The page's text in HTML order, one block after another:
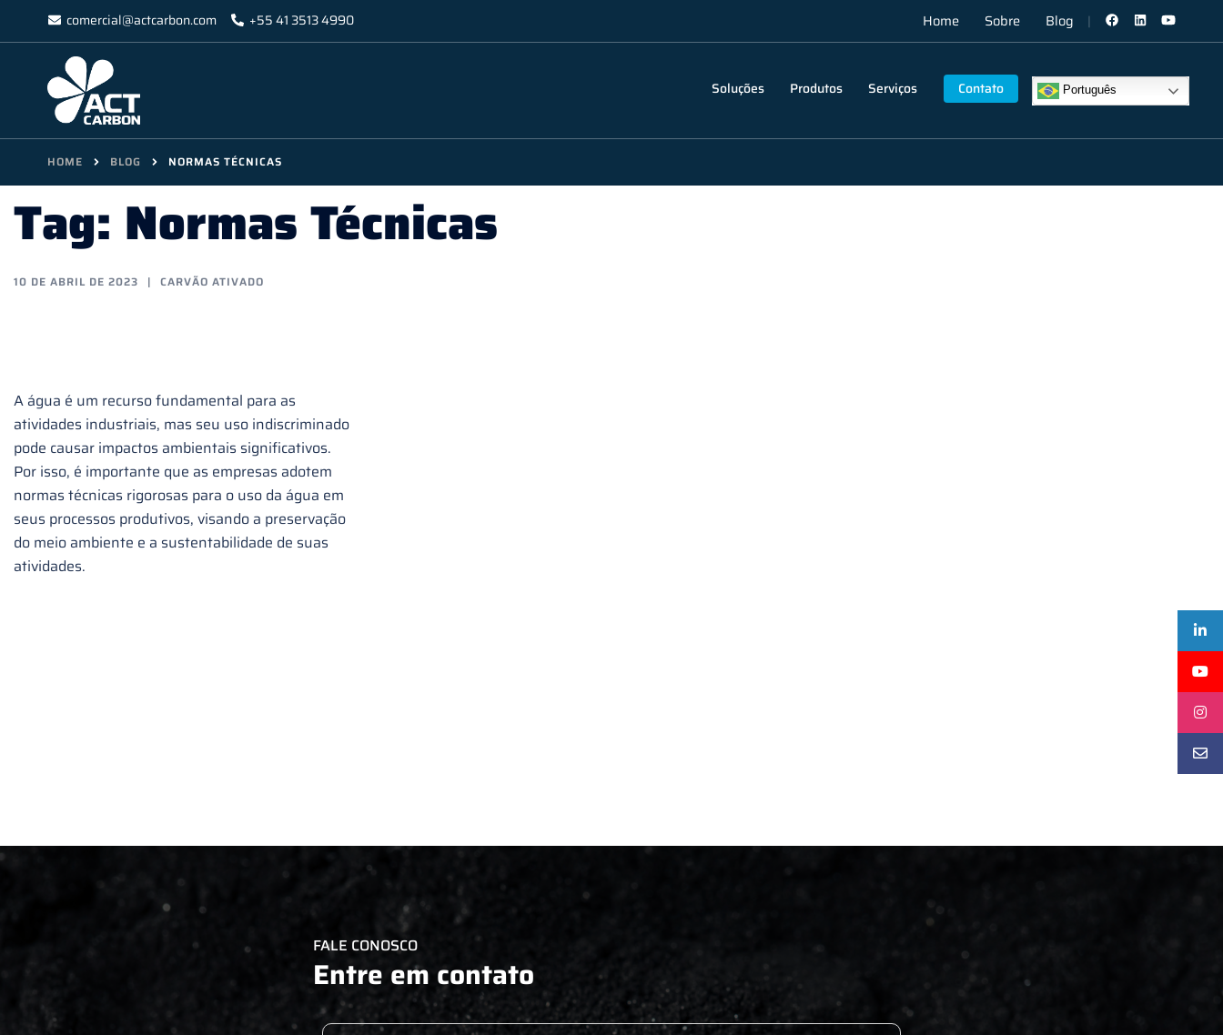
comercial@actcarbon.com +55 41 3513 4990 Home Sobre Blog
Soluções Produtos Serviços Contato Português
HOME BLOG NORMAS TÉCNICAS
Tag: Normas Técnicas
10 DE ABRIL DE 2023 CARVÃO ATIVADO
A água é um recurso fundamental para as
atividades industriais, mas seu uso indiscriminado
pode causar impactos ambientais significativos.
Por isso, é importante que as empresas adotem
normas técnicas rigorosas para o uso da água em
seus processos produtivos, visando a preservação
do meio ambiente e a sustentabilidade de suas
atividades.
FALE CONOSCO
Entre em contato